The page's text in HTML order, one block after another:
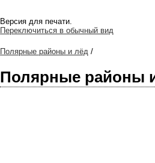
Версия для печати.
Переключиться в обычный вид
Полярные районы и лёд /
Полярные районы